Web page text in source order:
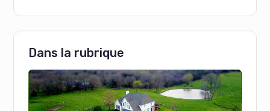
Dans la rubrique